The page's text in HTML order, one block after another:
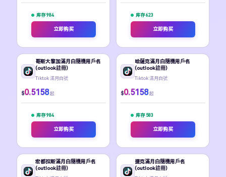
库存 984
立即购买
库存 623
立即购买
哥斯大黎加滿月白隨機用戶名
(outlook註冊)
Tiktok 滿月白號
$0.5158 起
库存 984
立即购买
哈薩克滿月白隨機用戶名
(outlook註冊)
Tiktok 滿月白號
$0.5158 起
库存 583
立即购买
宏都拉斯滿月白隨機用戶名
(outlook註冊)
捷克滿月白隨機用戶名
(outlook註冊)